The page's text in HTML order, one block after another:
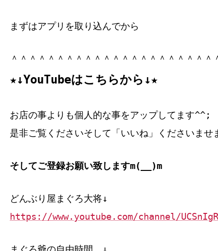
まずはアプリを取り込んでから
＾＾＾＾＾＾＾＾＾＾＾＾＾＾＾＾＾＾＾＾＾
★↓YouTubeはこちらから↓★
お店の事よりも個人的な事をアップしてます^^;
是非ご覧くださいそして「いいね」くださいませ
そしてご登録お願い致しますm(__)m
どんぶり屋まぐろ大将↓
https://www.youtube.com/channel/